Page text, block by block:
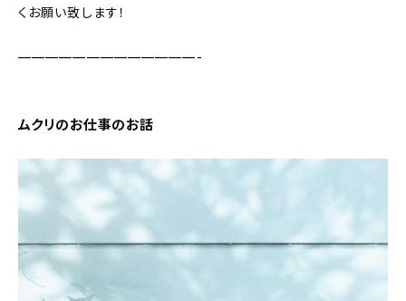
くお願い致します！
—————————————-
ムクリのお仕事のお話